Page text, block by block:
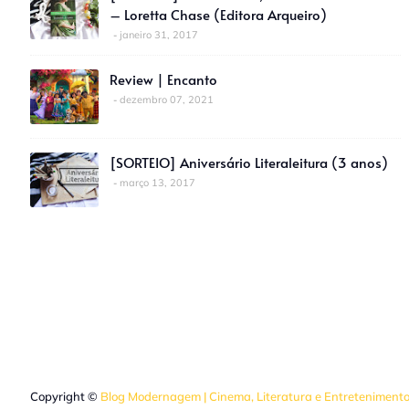
– Loretta Chase (Editora Arqueiro)
janeiro 31, 2017
Review | Encanto
dezembro 07, 2021
[SORTEIO] Aniversário Literaleitura (3 anos)
março 13, 2017
Copyright © Blog Modernagem | Cinema, Literatura e Entretenimento